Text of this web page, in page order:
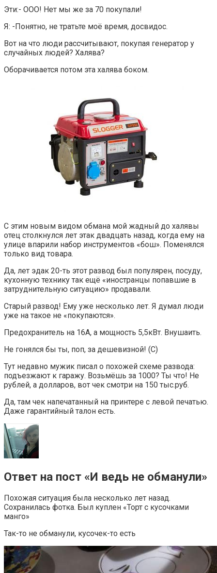
Эти:- ООО! Нет мы же за 70 покупали!
Я: -Понятно, не тратьте моё время, досвидос.
Вот на что люди рассчитывают, покупая генератор у
случайных людей? Халява?
Оборачивается потом эта халява боком.
С этим новым видом обмана мой жадный до халявы
отец столкнулся лет этак двадцать назад, когда ему на
улице впарили набор инструментов «бош». Поменялся
только вид товара.
Да, лет эдак 20-ть этот развод был популярен, посуду,
кухонную технику так ещё «иностранцы попавшие в
затруднительную ситуацию» продавали.
Старый развод! Ему уже несколько лет. Я думал люди
уже на такое не «покупаются».
Предохранитель на 16А, а мощность 5,5кВт. Внушаить.
Не гонялся бы ты, поп, за дешевизной! (С)
Тут недавно мужик писал о похожей схеме развода:
подъезжают к гаражу. Возьмёшь за 1000? Ты что! Не
рублей, а долларов, вот чек смотри на 150 тыс.руб.
Да, там чек напечатанный на принтере с левой печатью.
Даже гарантийный талон есть.
Ответ на пост «И ведь не обманули»
Похожая ситуация была несколько лет назад.
Сохранилась фотка. Был куплен «Торт с кусочками
манго»
Так-то не обманули, кусочек-то есть